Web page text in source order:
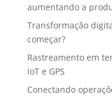
aumentando a
Transformação
começar?
Rastreamento em
IoT e GPS
Conectando